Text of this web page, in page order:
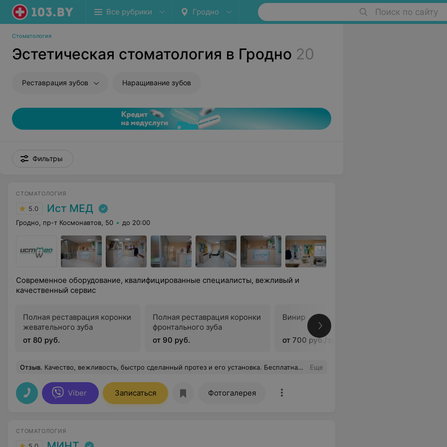
Все рубрики Гродно Поиск по сайту
Стоматология
Эстетическая стоматология в Гродно 20
Реставрация зубов Наращивание зубов
Фильтры
СТОМАТОЛОГИЯ
5.0 Ист МЕД
Гродно, пр-т Космонавтов, 50 до 20:00
Современное оборудование, квалифицированные специалисты, вежливый и
качественный сервис
Полная реставрация коронки
жевательного зуба
от 80 руб.
Полная реставрация коронки
фронтального зуба
от 90 руб.
Винир
от 700 руб./зуб
Отзыв. Качество, вежливость, быстро сделанный протез и его установка. Бесплатная консультация. Еще
Viber Записаться Фотогалерея
СТОМАТОЛОГИЯ